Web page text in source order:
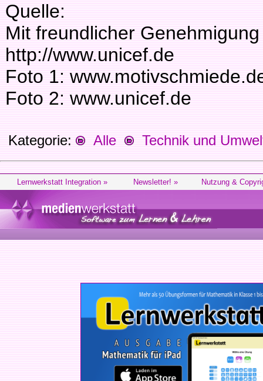
Quelle:
Mit freundlicher
http://www.unicef.de
Foto 1:
Foto 2: www.unicef.de
Kategorie: Alle Technik und
Lernwerkstatt Integration » Newsletter! » Nutzung &